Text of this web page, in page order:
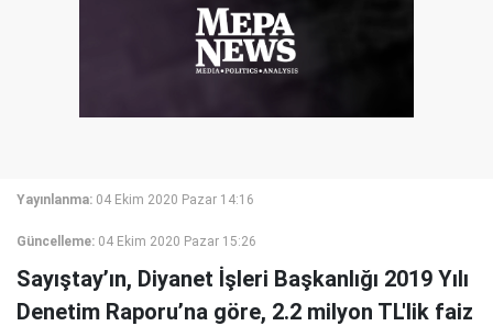
Yayınlanma: 04 Ekim 2020 Pazar 14:16
Güncelleme: 04 Ekim 2020 Pazar 15:26
Sayıştay’ın, Diyanet İşleri Başkanlığı 2019 Yılı
Denetim Raporu’na göre, 2.2 milyon TL'lik faiz